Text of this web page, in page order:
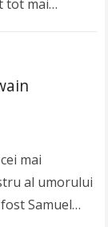
tot mai
mai
al umorului
Samuel